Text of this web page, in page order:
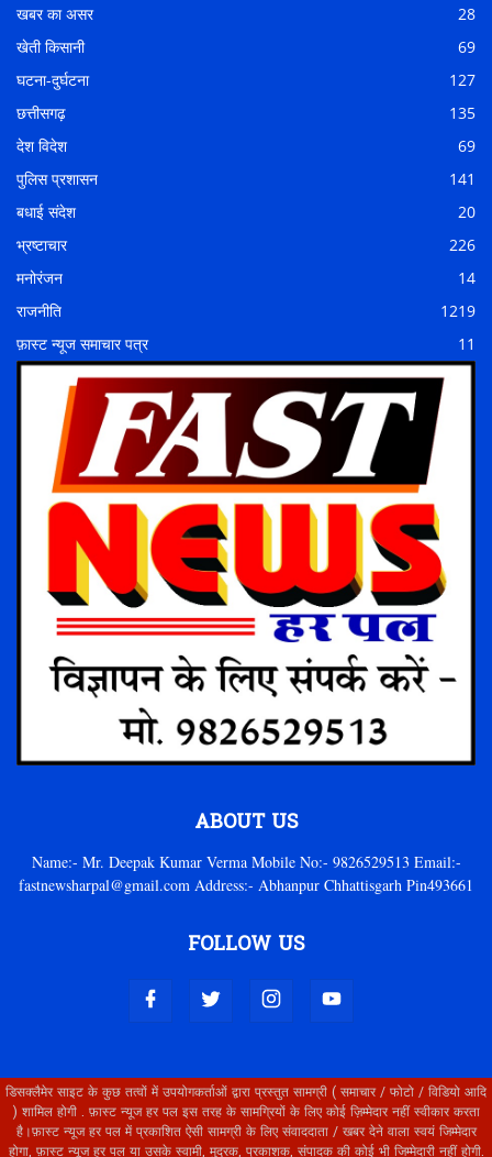
खबर का असर
28
खेती किसानी
69
घटना-दुर्घटना
127
छत्तीसगढ़
135
देश विदेश
69
पुलिस प्रशासन
141
बधाई संदेश
20
भ्रष्टाचार
226
मनोरंजन
14
राजनीति
1219
फ़ास्ट न्यूज समाचार पत्र
11
ABOUT US
Name:- Mr. Deepak Kumar Verma Mobile No:- 9826529513 Email:-
fastnewsharpal@gmail.com Address:- Abhanpur Chhattisgarh Pin493661
FOLLOW US
डिसक्लैमेर साइट के कुछ तत्वों में उपयोगकर्ताओं द्वारा प्रस्तुत सामग्री ( समाचार / फोटो / विडियो आदि
) शामिल होगी . फ़ास्ट न्यूज हर पल इस तरह के सामग्रियों के लिए कोई ज़िम्मेदार नहीं स्वीकार करता
है।फ़ास्ट न्यूज हर पल में प्रकाशित ऐसी सामग्री के लिए संवाददाता / खबर देने वाला स्वयं जिम्मेदार
होगा, फ़ास्ट न्यूज हर पल या उसके स्वामी, मुद्रक, प्रकाशक, संपादक की कोई भी जिम्मेदारी नहीं होगी.